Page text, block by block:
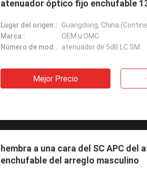
atenuador óptico fijo enchufable
Lugar del origen::
Guangdong, China
Marca::
OEM u OMC
Número de modelo:: atenuador de 5dB LC SM
Mejor Precio
hembra a una cara del SC APC
enchufable del arreglo masculino